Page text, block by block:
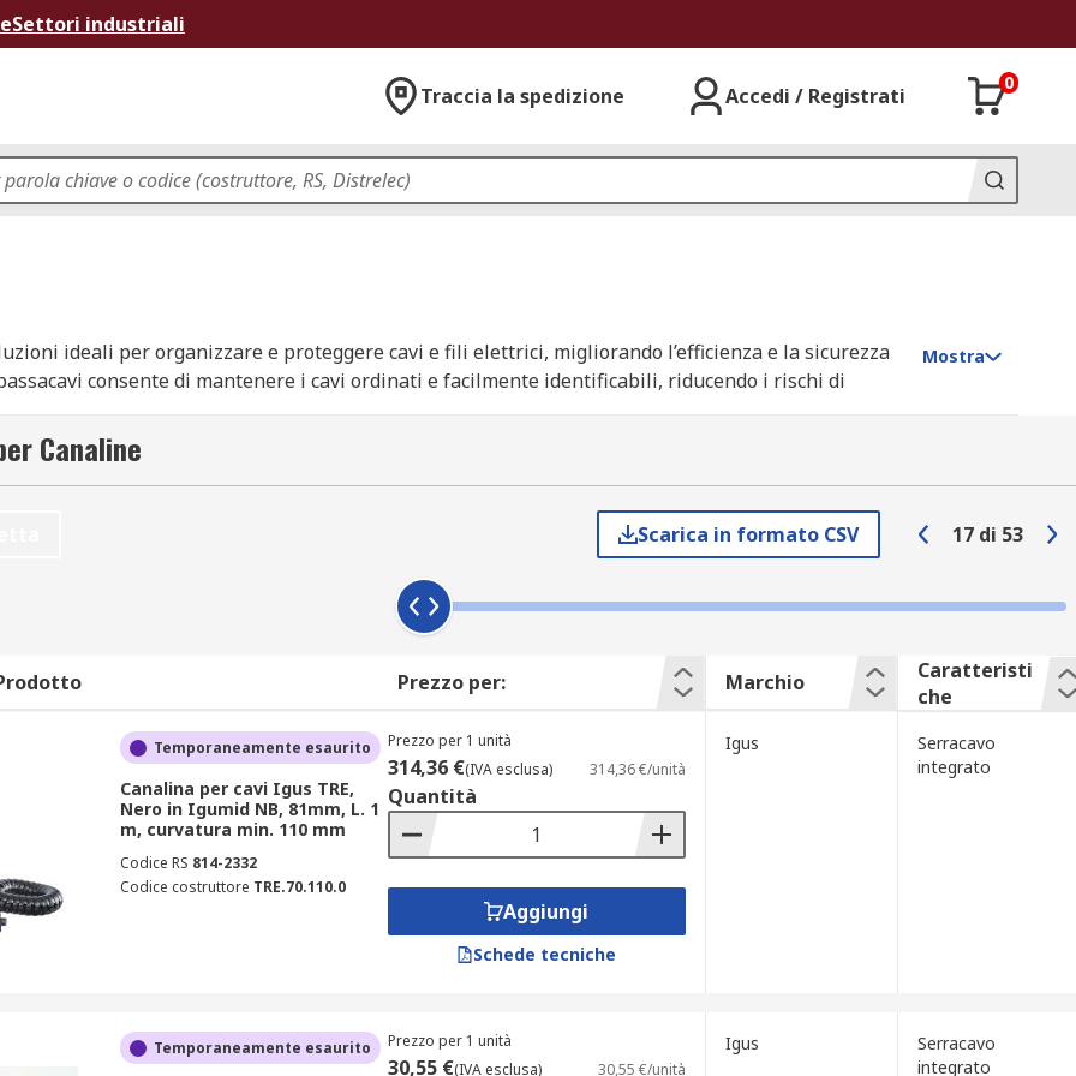
Settori industriali
Traccia la spedizione Accedi / Registrati
0
ideali per organizzare e proteggere cavi e fili elettrici, migliorando l’efficienza e la sicurezza
consente di mantenere i cavi ordinati e facilmente identificabili, riducendo i rischi di
e canaline per fili elettrici, realizzate in materiali
e la protezione dei fili, evitando che rimangano sparsi su pavimenti e pareti, creando
ai cavi, le canaline facilitano la manutenzione e la sostituzione dei fili. La struttura robusta delle
da calpestio o caduta di oggetti.
i sistemi di cablaggio e l’ambiente circostante, tra cui:
Mostra
Canaline
Scarica in formato CSV 17 di 53
Prezzo per: Marchio
Caratteristi
che
Temporaneamente esaurito
Canalina per cavi Igus TRE,
Nero in Igumid NB, 81mm, L. 1
m, curvatura min. 110 mm
Codice RS 814-2332
Codice costruttore TRE.70.110.0
Prezzo per 1 unità
314,36 €(IVA esclusa) 314,36 €/unità
Quantità
Aggiungi
Schede tecniche
Igus
Serracavo
integrato
Temporaneamente esaurito Prezzo per 1 unità
30,55 €(IVA esclusa) 30,55 €/unità
Igus
Serracavo
integrato